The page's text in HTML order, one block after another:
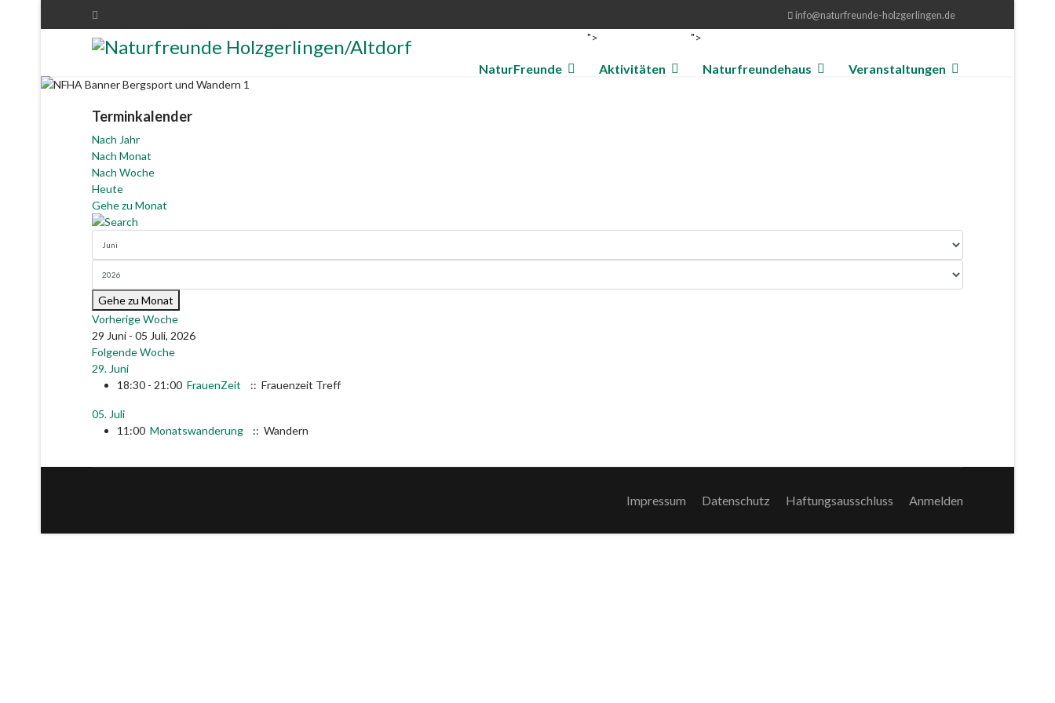
info@naturfreunde-holzgerlingen.de
NaturFreunde
">
Aktivitäten
">
Naturfreundehaus Veranstaltungen
Terminkalender
Nach Jahr
Nach Monat
Nach Woche
Heute
Gehe zu Monat
Gehe zu Monat
Vorherige Woche
29 Juni - 05 Juli, 2026
Folgende Woche
29. Juni
18:30 - 21:00 FrauenZeit :: Frauenzeit Treff
05. Juli
11:00 Monatswanderung :: Wandern
Impressum Datenschutz Haftungsausschluss Anmelden